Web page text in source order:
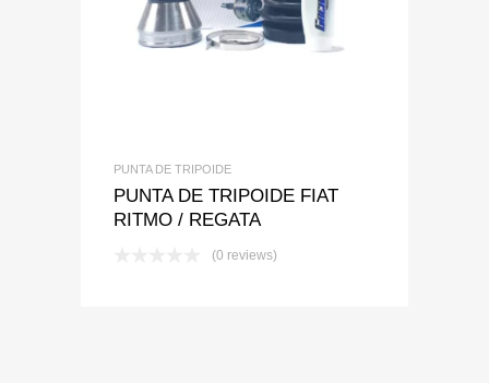
PUNTA DE TRIPOIDE
PUNTA DE TRIPOIDE FIAT
RITMO / REGATA
(0 reviews)